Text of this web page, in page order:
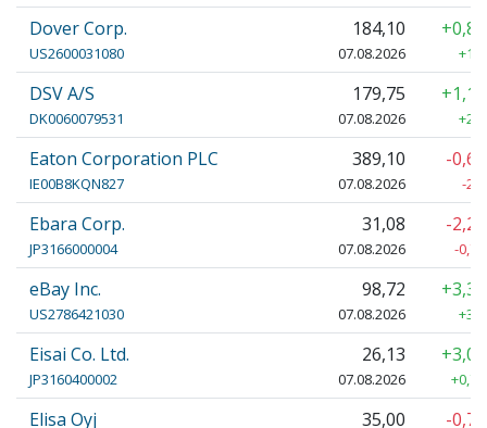
Dover Corp.
US2600031080
184,10
07.08.2026
DSV A/S
DK0060079531
179,75
07.08.2026
Eaton Corporation PLC
IE00B8KQN827
389,10
07.08.2026
-
-
Ebara Corp.
JP3166000004
31,08
07.08.2026
-
-
eBay Inc.
US2786421030
98,72
07.08.2026
Eisai Co. Ltd.
JP3160400002
26,13
07.08.2026
Elisa Oyj 35,00 -